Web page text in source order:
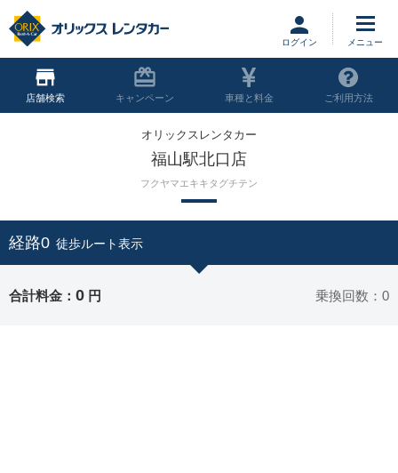
ログイン
店舗 キャンペーン 車種と料金 ご利用方法
オリックスレンタカー
福山駅北口店
フクヤマエキキタグチテン
経路0 徒歩ルート表示
合計料金： 0 円 乗換回数：0